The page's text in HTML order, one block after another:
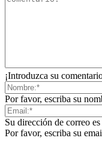
¡Introduzca su
Por favor, escriba su
Su dirección de correo
Por favor, escriba su